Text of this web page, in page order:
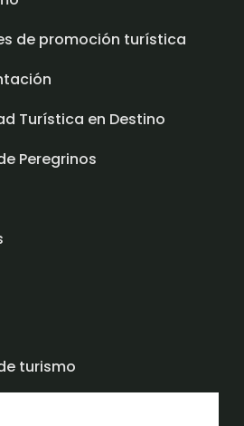
de promoción turística
Turística en Destino
Peregrinos
turismo